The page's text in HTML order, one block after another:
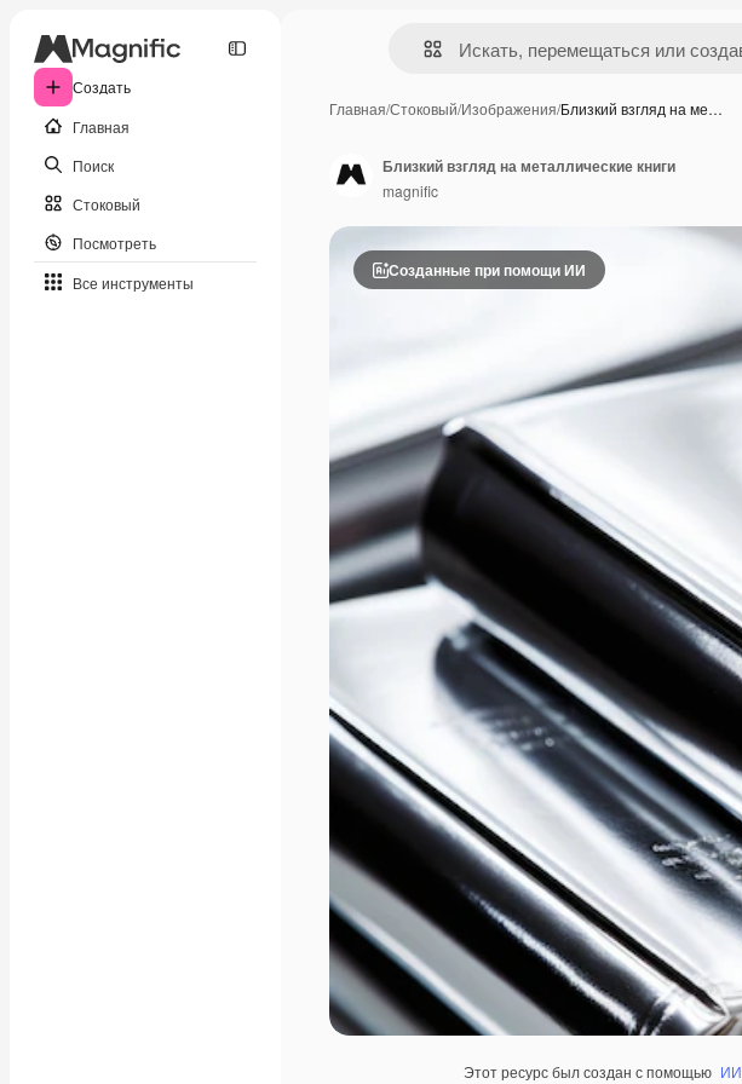
Создать
Главная
Поиск
Стоковый
Посмотреть
Все инструменты
Главная/Стоковый/Изображения/Близкий взгляд на ме…
Созданные при помощи ИИ
Этот ресурс был создан с помощью ИИ
Близкий взгляд на металлические книги
magnific